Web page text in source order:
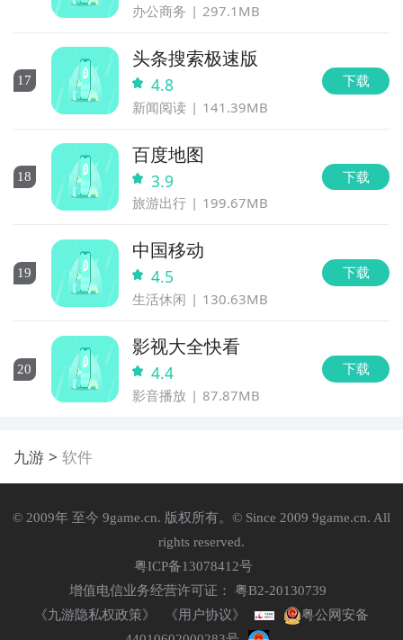
办公商务 297.1MB
17
头条搜索极速版
4.8
新闻阅读 141.39MB
下载
18
百度地图
3.9
旅游出行 199.67MB
下载
19
中国移动
4.5
生活休闲 130.63MB
下载
20
影视大全快看
4.4
影音播放 87.87MB
下载
九游 软件
© 2009年 至今 9game.cn. 版权所有。© Since 2009 9game.cn. All
rights reserved.
粤ICP备13078412号
增值电信业务经营许可证： 粤B2-20130739
《九游隐私权政策》
《用户协议》
粤公网安备